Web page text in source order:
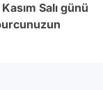
Salı günü